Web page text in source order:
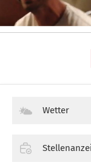
Wetter